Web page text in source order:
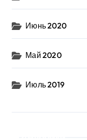
Июнь 2020
Май 2020
Июль 2019